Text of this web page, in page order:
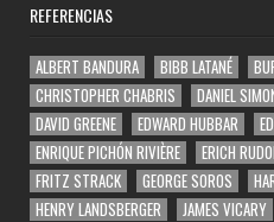
REFERENCIAS
ALBERT BANDURA BIBB LATANÉ
CHRISTOPHER CHABRIS
DANIEL
DAVID GREENE
EDWARD HUBBAR
ENRIQUE PICHÓN RIVIÈRE
ERICH
FRITZ STRACK
GEORGE SOROS
HENRY LANDSBERGER
JAMES VICARY